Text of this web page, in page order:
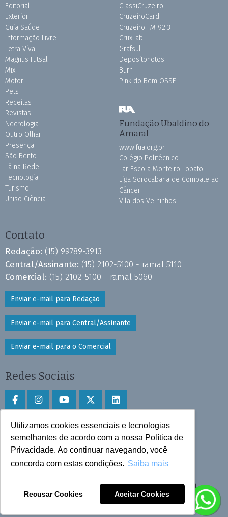
Utilizamos cookies essenciais e tecnologias
semelhantes de acordo com a nossa Política de
Privacidade. Ao continuar navegando, você
concorda com estas condições. Saiba mais
Recusar Cookies Aceitar Cookies
Editorial
Exterior
Guia Saúde
Informação Livre
Letra Viva
Magnus Futsal
Mix
Motor
Pets
Receitas
Revistas
Necrologia
Outro Olhar
Presença
São Bento
Tá na Rede
Tecnologia
Turismo
Uniso Ciência
ClassiCruzeiro
CruzeiroCard
Cruzeiro FM 92.3
CruxLab
Grafsul
Depositphotos
Burh
Pink do Bem OSSEL
Fundação Ubaldino do
Amaral
www.fua.org.br
Colégio Politécnico
Lar Escola Monteiro Lobato
Liga Sorocabana de Combate ao
Câncer
Vila dos Velhinhos
Contato
Redação: (15) 99789-3913
Central/Assinante: (15) 2102-5100 - ramal 5110
Comercial: (15) 2102-5100 - ramal 5060
Enviar e-mail para Redação
Enviar e-mail para Central/Assinante
Enviar e-mail para o Comercial
Redes Sociais
Faça download do aplicativo
Play Store e App Store
Todos os direitos reservados © 2025 Cruzeiro do Sul